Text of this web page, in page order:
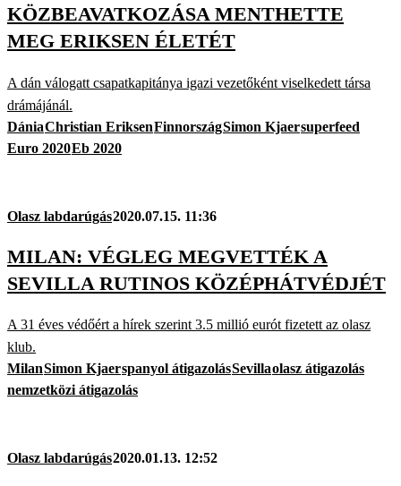
KÖZBEAVATKOZÁSA MENTHETTE
MEG ERIKSEN ÉLETÉT
A dán válogatt csapatkapitánya igazi vezetőként viselkedett társa
drámájánál.
DániaChristian EriksenFinnországSimon Kjaersuperfeed
Euro 2020Eb 2020
Olasz labdarúgás2020.07.15. 11:36
MILAN: VÉGLEG MEGVETTÉK A
SEVILLA RUTINOS KÖZÉPHÁTVÉDJÉT
A 31 éves védőért a hírek szerint 3.5 millió eurót fizetett az olasz
klub.
MilanSimon Kjaerspanyol átigazolásSevillaolasz átigazolás
nemzetközi átigazolás
Olasz labdarúgás2020.01.13. 12:52